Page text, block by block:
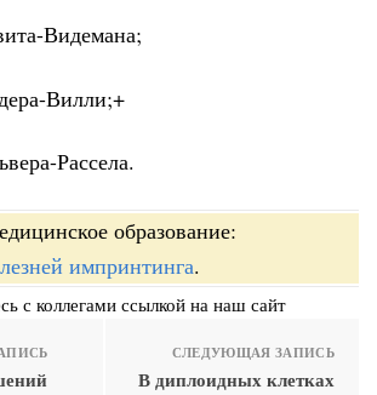
Видемана;
Вилли;+
Рассела.
образование:
импринтинга.
с коллегами ссылкой на наш сайт
СЛЕДУЮЩАЯ ЗАПИСЬ
В диплоидных клетках